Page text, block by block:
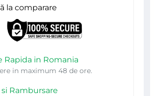
Rapida in Romania
in maximum 48 de ore.
Rambursare
la comparare